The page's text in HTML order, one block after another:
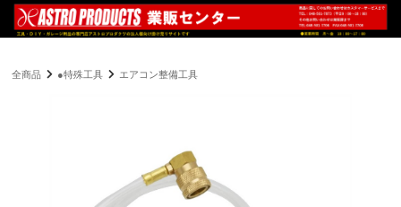
全商品 ●特殊工具 エアコン整備工具